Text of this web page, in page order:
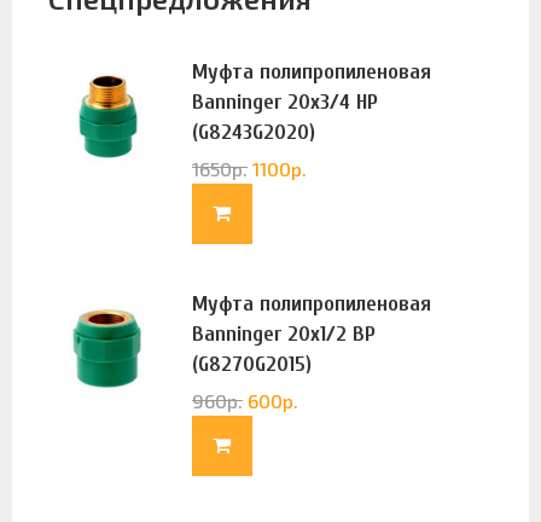
Муфта полипропиленовая
Banninger 20х3/4 НР
(G8243G2020)
1650р. 1100р.
Муфта полипропиленовая
Banninger 20х1/2 ВР
(G8270G2015)
960р. 600р.